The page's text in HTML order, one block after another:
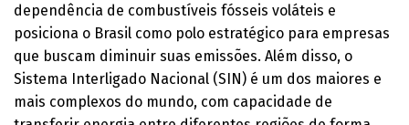
dependência de combustíveis fósseis voláteis e
posiciona o Brasil como polo estratégico para empresas
que buscam diminuir suas emissões. Além disso, o
Sistema Interligado Nacional (SIN) é um dos maiores e
mais complexos do mundo, com capacidade de